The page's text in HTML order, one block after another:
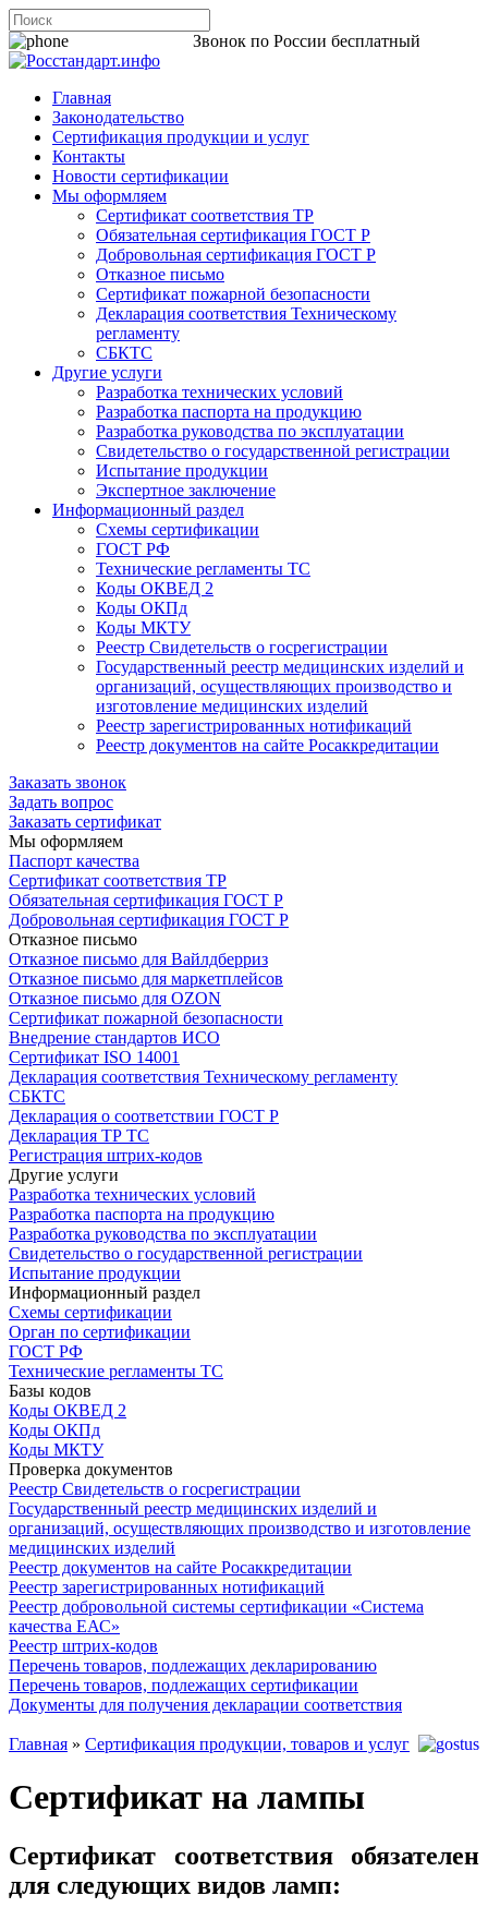
Звонок по России бесплатный
Главная
Законодательство
Сертификация продукции и услуг
Контакты
Новости сертификации
Мы оформляем
Сертификат соответствия ТР
Обязательная сертификация ГОСТ Р
Добровольная сертификация ГОСТ Р
Отказное письмо
Сертификат пожарной безопасности
Декларация соответствия Техническому
регламенту
СБКТС
Другие услуги
Разработка технических условий
Разработка паспорта на продукцию
Разработка руководства по эксплуатации
Свидетельство о государственной регистрации
Испытание продукции
Экспертное заключение
Информационный раздел
Схемы сертификации
ГОСТ РФ
Технические регламенты ТС
Коды ОКВЕД 2
Коды ОКПд
Коды МКТУ
Реестр Свидетельств о госрегистрации
Государственный реестр медицинских изделий и
организаций, осуществляющих производство и
изготовление медицинских изделий
Реестр зарегистрированных нотификаций
Реестр документов на сайте Росаккредитации
Заказать звонок
Задать вопрос
Заказать сертификат
Мы оформляем
Паспорт качества
Сертификат соответствия ТР
Обязательная сертификация ГОСТ Р
Добровольная сертификация ГОСТ Р
Отказное письмо
Отказное письмо для Вайлдберриз
Отказное письмо для маркетплейсов
Отказное письмо для OZON
Сертификат пожарной безопасности
Внедрение стандартов ИСО
Сертификат ISO 14001
Декларация соответствия Техническому регламенту
СБКТС
Декларация о соответствии ГОСТ Р
Декларация ТР ТС
Регистрация штрих-кодов
Другие услуги
Разработка технических условий
Разработка паспорта на продукцию
Разработка руководства по эксплуатации
Свидетельство о государственной регистрации
Испытание продукции
Информационный раздел
Схемы сертификации
Орган по сертификации
ГОСТ РФ
Технические регламенты ТС
Базы кодов
Коды ОКВЕД 2
Коды ОКПд
Коды МКТУ
Проверка документов
Реестр Свидетельств о госрегистрации
Государственный реестр медицинских изделий и
организаций, осуществляющих производство и изготовление
медицинских изделий
Реестр документов на сайте Росаккредитации
Реестр зарегистрированных нотификаций
Реестр добровольной системы сертификации «Система
качества ЕАС»
Реестр штрих-кодов
Перечень товаров, подлежащих декларированию
Перечень товаров, подлежащих сертификации
Документы для получения декларации соответствия
Главная » Сертификация продукции, товаров и услуг
Сертификат на лампы
Сертификат соответствия обязателен
для следующих видов ламп: